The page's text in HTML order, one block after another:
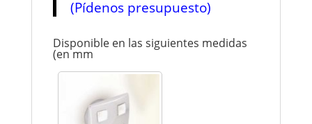
(Pídenos presupuesto)
Disponible en las siguientes medidas
(en mm